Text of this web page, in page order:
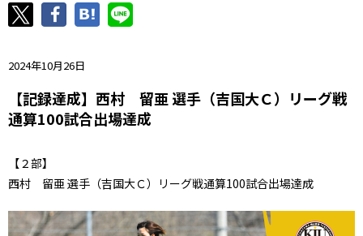
2024年10月26日
【記録達成】西村 留亜 選手（吉国大Ｃ）リーグ戦
通算100試合出場達成
【２部】
西村 留亜 選手（吉国大Ｃ）リーグ戦通算100試合出場達成